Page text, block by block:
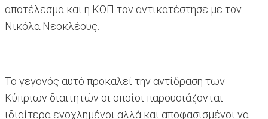
αποτέλεσμα και η ΚΟΠ τον αντικατέστησε με τον
Νικόλα Νεοκλέους.
Το γεγονός αυτό προκαλεί την αντίδραση των
Κύπριων διαιτητών οι οποίοι παρουσιάζονται
ιδιαίτερα ενοχλημένοι αλλά και αποφασισμένοι να